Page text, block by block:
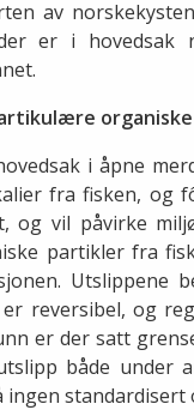
av
er i
i åpne
fra fisken, og
og vil påvirke
partikler fra
Utslippene
reversibel, og
er der satt
både under
standardisert